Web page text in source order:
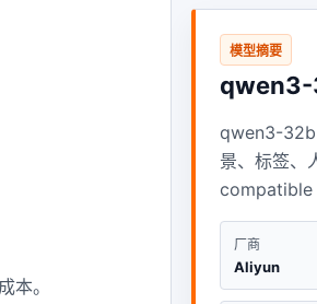
本。
模型摘要
qwen3-
qwen3-32b
景、标签、
compatible
厂商
Aliyun